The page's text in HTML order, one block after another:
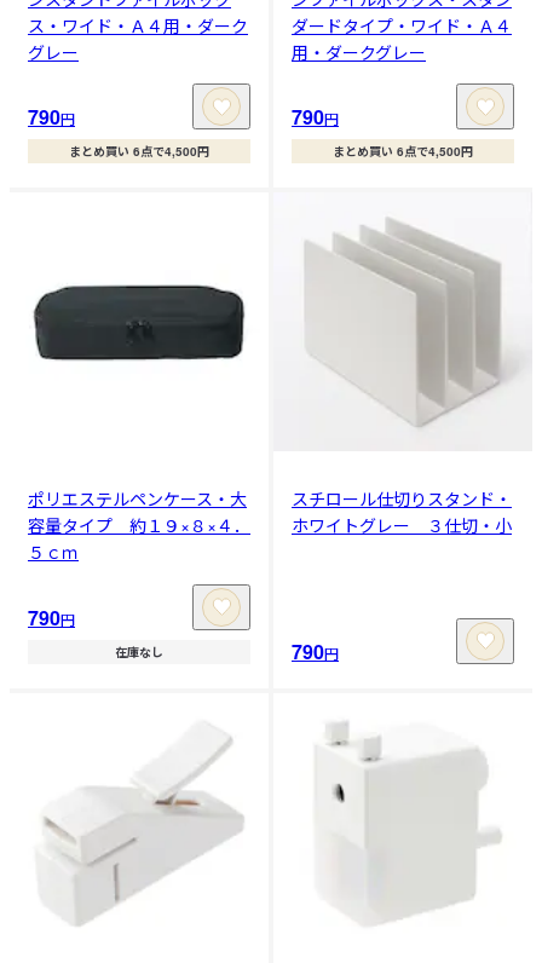
ス・ワイド・Ａ４用・ダーク
グレー
790円
まとめ買い 6点で4,500円
ダードタイプ・ワイド・Ａ４
用・ダークグレー
790円
まとめ買い 6点で4,500円
ポリエステルペンケース・大
容量タイプ 約１９×８×４．
５ｃｍ
790円
在庫なし
スチロール仕切りスタンド・
ホワイトグレー ３仕切・小
790円